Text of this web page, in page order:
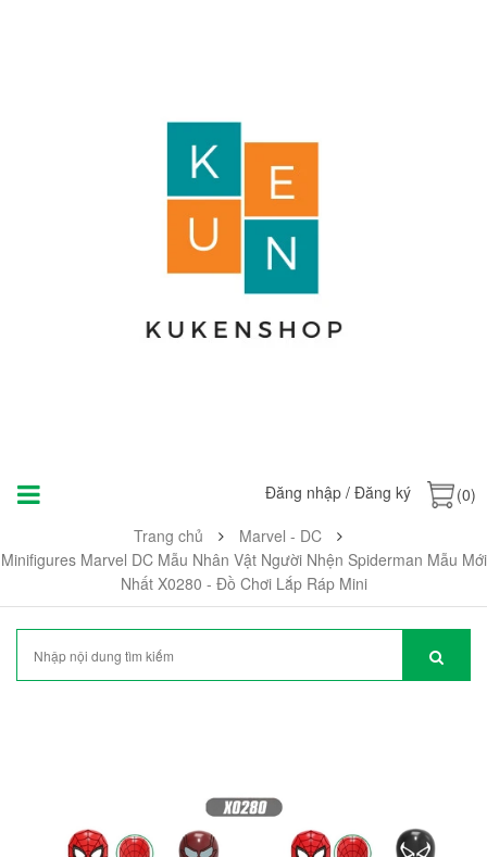
Đăng nhập / Đăng ký
(0)
Trang chủ
Marvel - DC
Minifigures Marvel DC Mẫu Nhân Vật Người Nhện Spiderman Mẫu Mới
Nhất X0280 - Đồ Chơi Lắp Ráp Mini